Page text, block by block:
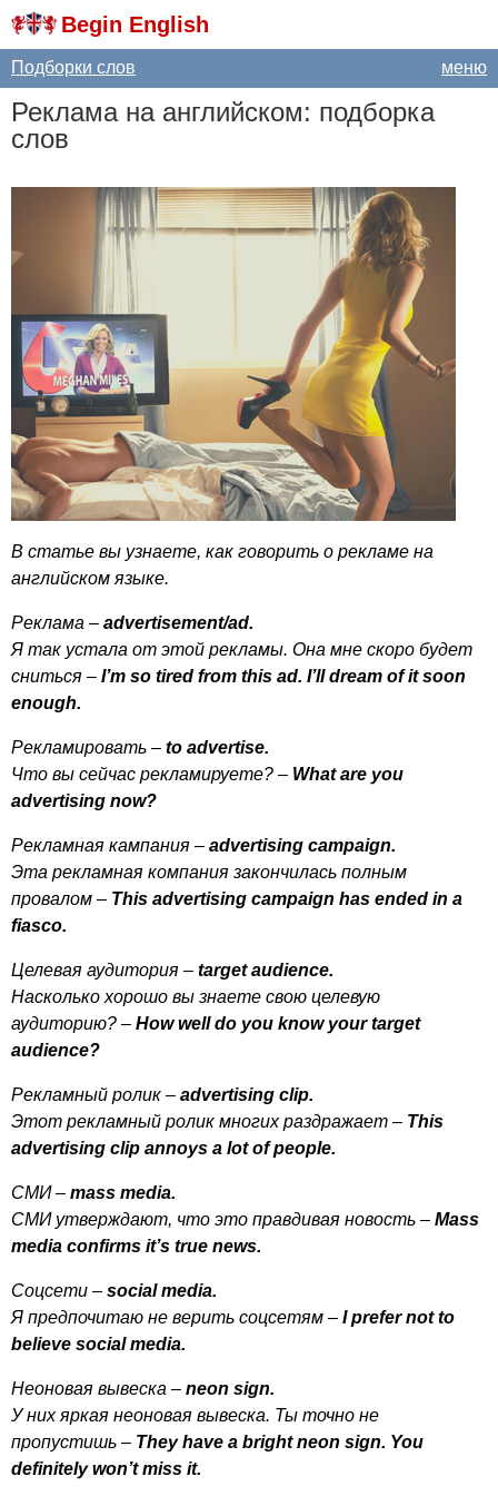
Begin English
меню
Подборки слов
Реклама на английском: подборка
слов
В статье вы узнаете, как говорить о рекламе на
английском языке.
Реклама – advertisement/ad.
Я так устала от этой рекламы. Она мне скоро будет
сниться – I’m so tired from this ad. I’ll dream of it soon
enough.
Рекламировать – to advertise.
Что вы сейчас рекламируете? – What are you
advertising now?
Рекламная кампания – advertising campaign.
Эта рекламная компания закончилась полным
провалом – This advertising campaign has ended in a
fiasco.
Целевая аудитория – target audience.
Насколько хорошо вы знаете свою целевую
аудиторию? – How well do you know your target
audience?
Рекламный ролик – advertising clip.
Этот рекламный ролик многих раздражает – This
advertising clip annoys a lot of people.
СМИ – mass media.
СМИ утверждают, что это правдивая новость – Mass
media confirms it’s true news.
Соцсети – social media.
Я предпочитаю не верить соцсетям – I prefer not to
believe social media.
Неоновая вывеска – neon sign.
У них яркая неоновая вывеска. Ты точно не
пропустишь – They have a bright neon sign. You
definitely won’t miss it.